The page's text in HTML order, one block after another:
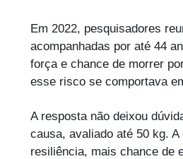
Em 2022, pesquisadores
acompanhadas por até 44
força e chance de morrer
esse risco se comportava
A resposta não deixou
causa, avaliado até 50 kg.
resiliência, mais chance de